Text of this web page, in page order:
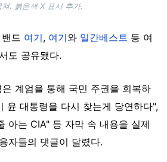
쳐. 붉은색 X 표시 추가.
드 여기, 여기와 일간베스트 등 여
도 공유됐다.
계엄을 통해 국민 주권을 회복하
윤 대통령을 다시 찾는게 당연하다",
아는 CIA" 등 자막 속 내용을 실제
자들의 댓글이 달렸다.